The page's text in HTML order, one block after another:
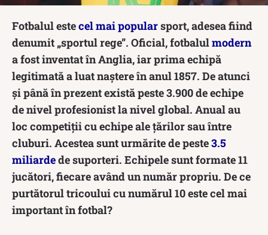
Fotbalul estecel mai popularsport, adesea fiind
denumit „sportul rege”. Oficial, fotbalulmodern
a fost inventat în Anglia, iar prima echipă
legitimată a luat naștere în anul 1857. De atunci
și până în prezent există peste 3.900 de echipe
de nivel profesionist la nivel global. Anual au
loc competiții cu echipe ale țărilor sau între
cluburi. Acestea sunt urmărite de peste3.5
miliardede suporteri. Echipele sunt formate 11
jucători, fiecare având un număr propriu. De ce
purtătorul tricoului cu numărul 10 este cel mai
important în fotbal?